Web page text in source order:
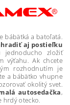
bábätká a batoľatá.
aj postieľku
zložiť
výťahu. Ak chcete
rozhodnutím je
a bábätko vhupne
okolitý svet.
autosedačka,
hrdý otecko.